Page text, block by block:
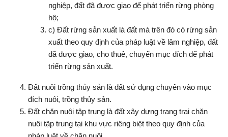
nghiệp, đất đã được giao để phát triển rừng phòng
hộ;
c) Đất rừng sản xuất là đất mà trên đó có rừng sản
xuất theo quy định của pháp luật về lâm nghiệp, đất
đã được giao, cho thuê, chuyển mục đích để phát
triển rừng sản xuất.
Đất nuôi trồng thủy sản là đất sử dụng chuyên vào mục
đích nuôi, trồng thủy sản.
Đất chăn nuôi tập trung là đất xây dựng trang trại chăn
nuôi tập trung tại khu vực riêng biệt theo quy định của